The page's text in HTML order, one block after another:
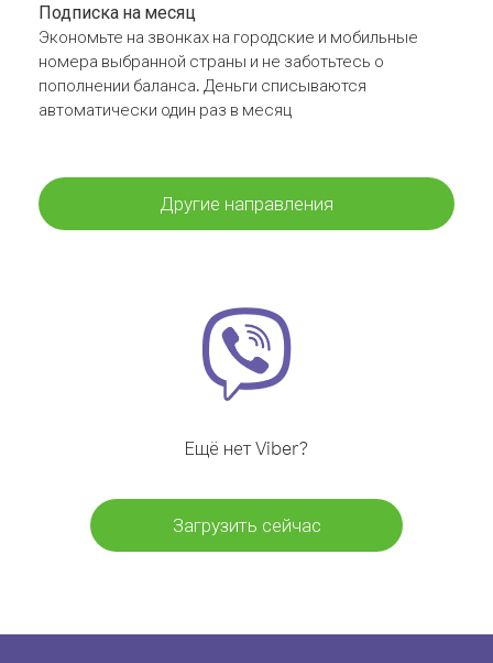
Подписка на месяц
Экономьте на звонках на городские и мобильные
номера выбранной страны и не заботьтесь о
пополнении баланса. Деньги списываются
автоматически один раз в месяц
Другие направления
Ещё нет Viber?
Загрузить сейчас